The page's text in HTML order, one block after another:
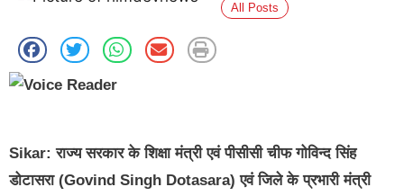
All Posts
Sikar: राज्य सरकार के शिक्षा मंत्री एवं पीसीसी चीफ गोविन्द सिंह
डोटासरा (Govind Singh Dotasara) एवं जिले के प्रभारी मंत्री